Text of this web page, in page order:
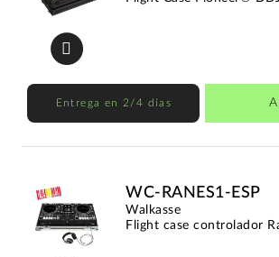
Entrega en 2/4 días
WC-RANES1-ESP
Walkasse
Flight case controlador